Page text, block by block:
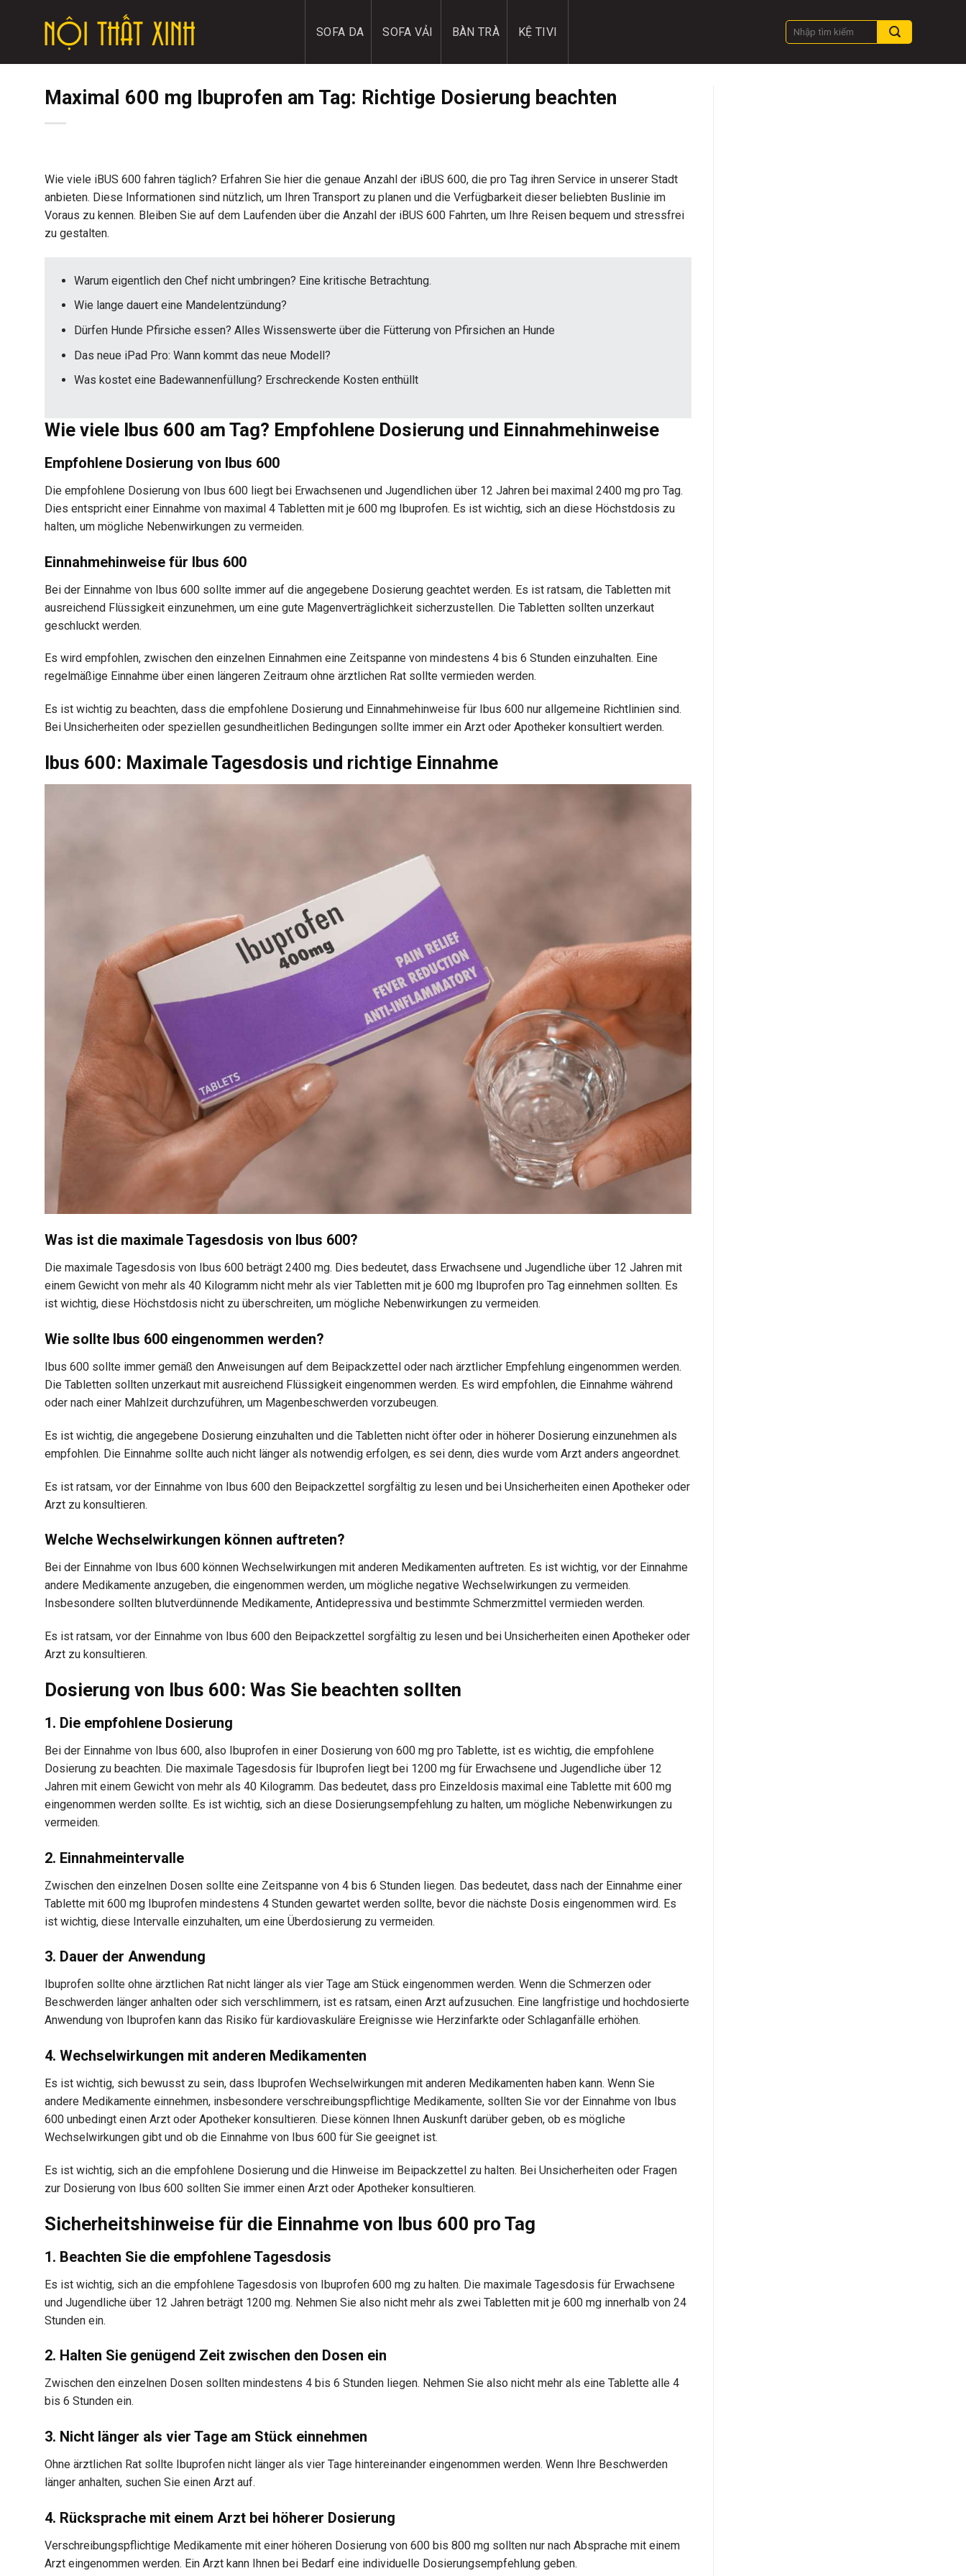
SOFA DA SOFA VẢI BÀN TRÀ KỆ TIVI
Maximal 600 mg Ibuprofen am Tag: Richtige Dosierung beachten
Wie viele iBUS 600 fahren täglich? Erfahren Sie hier die genaue Anzahl der iBUS 600, die pro Tag ihren Service in unserer Stadt
anbieten. Diese Informationen sind nützlich, um Ihren Transport zu planen und die Verfügbarkeit dieser beliebten Buslinie im
Voraus zu kennen. Bleiben Sie auf dem Laufenden über die Anzahl der iBUS 600 Fahrten, um Ihre Reisen bequem und stressfrei
zu gestalten.
Warum eigentlich den Chef nicht umbringen? Eine kritische Betrachtung.
Wie lange dauert eine Mandelentzündung?
Dürfen Hunde Pfirsiche essen? Alles Wissenswerte über die Fütterung von Pfirsichen an Hunde
Das neue iPad Pro: Wann kommt das neue Modell?
Was kostet eine Badewannenfüllung? Erschreckende Kosten enthüllt
Wie viele Ibus 600 am Tag? Empfohlene Dosierung und Einnahmehinweise
Empfohlene Dosierung von Ibus 600
Die empfohlene Dosierung von Ibus 600 liegt bei Erwachsenen und Jugendlichen über 12 Jahren bei maximal 2400 mg pro Tag.
Dies entspricht einer Einnahme von maximal 4 Tabletten mit je 600 mg Ibuprofen. Es ist wichtig, sich an diese Höchstdosis zu
halten, um mögliche Nebenwirkungen zu vermeiden.
Einnahmehinweise für Ibus 600
Bei der Einnahme von Ibus 600 sollte immer auf die angegebene Dosierung geachtet werden. Es ist ratsam, die Tabletten mit
ausreichend Flüssigkeit einzunehmen, um eine gute Magenverträglichkeit sicherzustellen. Die Tabletten sollten unzerkaut
geschluckt werden.
Es wird empfohlen, zwischen den einzelnen Einnahmen eine Zeitspanne von mindestens 4 bis 6 Stunden einzuhalten. Eine
regelmäßige Einnahme über einen längeren Zeitraum ohne ärztlichen Rat sollte vermieden werden.
Es ist wichtig zu beachten, dass die empfohlene Dosierung und Einnahmehinweise für Ibus 600 nur allgemeine Richtlinien sind.
Bei Unsicherheiten oder speziellen gesundheitlichen Bedingungen sollte immer ein Arzt oder Apotheker konsultiert werden.
Ibus 600: Maximale Tagesdosis und richtige Einnahme
Was ist die maximale Tagesdosis von Ibus 600?
Die maximale Tagesdosis von Ibus 600 beträgt 2400 mg. Dies bedeutet, dass Erwachsene und Jugendliche über 12 Jahren mit
einem Gewicht von mehr als 40 Kilogramm nicht mehr als vier Tabletten mit je 600 mg Ibuprofen pro Tag einnehmen sollten. Es
ist wichtig, diese Höchstdosis nicht zu überschreiten, um mögliche Nebenwirkungen zu vermeiden.
Wie sollte Ibus 600 eingenommen werden?
Ibus 600 sollte immer gemäß den Anweisungen auf dem Beipackzettel oder nach ärztlicher Empfehlung eingenommen werden.
Die Tabletten sollten unzerkaut mit ausreichend Flüssigkeit eingenommen werden. Es wird empfohlen, die Einnahme während
oder nach einer Mahlzeit durchzuführen, um Magenbeschwerden vorzubeugen.
Es ist wichtig, die angegebene Dosierung einzuhalten und die Tabletten nicht öfter oder in höherer Dosierung einzunehmen als
empfohlen. Die Einnahme sollte auch nicht länger als notwendig erfolgen, es sei denn, dies wurde vom Arzt anders angeordnet.
Es ist ratsam, vor der Einnahme von Ibus 600 den Beipackzettel sorgfältig zu lesen und bei Unsicherheiten einen Apotheker oder
Arzt zu konsultieren.
Welche Wechselwirkungen können auftreten?
Bei der Einnahme von Ibus 600 können Wechselwirkungen mit anderen Medikamenten auftreten. Es ist wichtig, vor der Einnahme
andere Medikamente anzugeben, die eingenommen werden, um mögliche negative Wechselwirkungen zu vermeiden.
Insbesondere sollten blutverdünnende Medikamente, Antidepressiva und bestimmte Schmerzmittel vermieden werden.
Es ist ratsam, vor der Einnahme von Ibus 600 den Beipackzettel sorgfältig zu lesen und bei Unsicherheiten einen Apotheker oder
Arzt zu konsultieren.
Dosierung von Ibus 600: Was Sie beachten sollten
1. Die empfohlene Dosierung
Bei der Einnahme von Ibus 600, also Ibuprofen in einer Dosierung von 600 mg pro Tablette, ist es wichtig, die empfohlene
Dosierung zu beachten. Die maximale Tagesdosis für Ibuprofen liegt bei 1200 mg für Erwachsene und Jugendliche über 12
Jahren mit einem Gewicht von mehr als 40 Kilogramm. Das bedeutet, dass pro Einzeldosis maximal eine Tablette mit 600 mg
eingenommen werden sollte. Es ist wichtig, sich an diese Dosierungsempfehlung zu halten, um mögliche Nebenwirkungen zu
vermeiden.
2. Einnahmeintervalle
Zwischen den einzelnen Dosen sollte eine Zeitspanne von 4 bis 6 Stunden liegen. Das bedeutet, dass nach der Einnahme einer
Tablette mit 600 mg Ibuprofen mindestens 4 Stunden gewartet werden sollte, bevor die nächste Dosis eingenommen wird. Es
ist wichtig, diese Intervalle einzuhalten, um eine Überdosierung zu vermeiden.
3. Dauer der Anwendung
Ibuprofen sollte ohne ärztlichen Rat nicht länger als vier Tage am Stück eingenommen werden. Wenn die Schmerzen oder
Beschwerden länger anhalten oder sich verschlimmern, ist es ratsam, einen Arzt aufzusuchen. Eine langfristige und hochdosierte
Anwendung von Ibuprofen kann das Risiko für kardiovaskuläre Ereignisse wie Herzinfarkte oder Schlaganfälle erhöhen.
4. Wechselwirkungen mit anderen Medikamenten
Es ist wichtig, sich bewusst zu sein, dass Ibuprofen Wechselwirkungen mit anderen Medikamenten haben kann. Wenn Sie
andere Medikamente einnehmen, insbesondere verschreibungspflichtige Medikamente, sollten Sie vor der Einnahme von Ibus
600 unbedingt einen Arzt oder Apotheker konsultieren. Diese können Ihnen Auskunft darüber geben, ob es mögliche
Wechselwirkungen gibt und ob die Einnahme von Ibus 600 für Sie geeignet ist.
Es ist wichtig, sich an die empfohlene Dosierung und die Hinweise im Beipackzettel zu halten. Bei Unsicherheiten oder Fragen
zur Dosierung von Ibus 600 sollten Sie immer einen Arzt oder Apotheker konsultieren.
Sicherheitshinweise für die Einnahme von Ibus 600 pro Tag
1. Beachten Sie die empfohlene Tagesdosis
Es ist wichtig, sich an die empfohlene Tagesdosis von Ibuprofen 600 mg zu halten. Die maximale Tagesdosis für Erwachsene
und Jugendliche über 12 Jahren beträgt 1200 mg. Nehmen Sie also nicht mehr als zwei Tabletten mit je 600 mg innerhalb von 24
Stunden ein.
2. Halten Sie genügend Zeit zwischen den Dosen ein
Zwischen den einzelnen Dosen sollten mindestens 4 bis 6 Stunden liegen. Nehmen Sie also nicht mehr als eine Tablette alle 4
bis 6 Stunden ein.
3. Nicht länger als vier Tage am Stück einnehmen
Ohne ärztlichen Rat sollte Ibuprofen nicht länger als vier Tage hintereinander eingenommen werden. Wenn Ihre Beschwerden
länger anhalten, suchen Sie einen Arzt auf.
4. Rücksprache mit einem Arzt bei höherer Dosierung
Verschreibungspflichtige Medikamente mit einer höheren Dosierung von 600 bis 800 mg sollten nur nach Absprache mit einem
Arzt eingenommen werden. Ein Arzt kann Ihnen bei Bedarf eine individuelle Dosierungsempfehlung geben.